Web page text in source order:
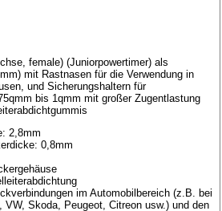
female) (Juniorpowertimer) als
mit Rastnasen für die Verwendung in
und Sicherungshaltern für
bis 1qmm mit großer Zugentlastung
2,8mm
0,8mm
im Automobilbereich (z.B. bei
VW, Skoda, Peugeot, Citreon usw.) und den